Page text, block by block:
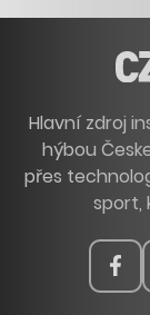
Hlavní zdroj
hýbou
přes
sport,